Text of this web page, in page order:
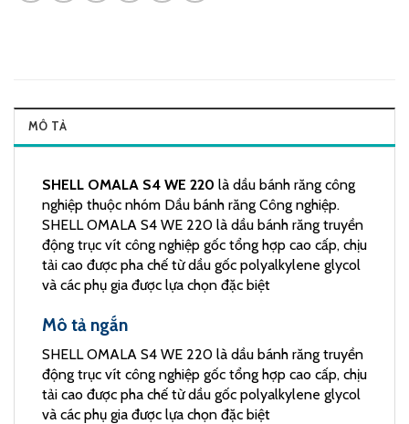
MÔ TẢ
SHELL OMALA S4 WE 220 là dầu bánh răng công
nghiệp thuộc nhóm Dầu bánh răng Công nghiệp.
SHELL OMALA S4 WE 220 là dầu bánh răng truyền
động trục vít công nghiệp gốc tổng hợp cao cấp, chịu
tải cao được pha chế từ dầu gốc polyalkylene glycol
và các phụ gia được lựa chọn đặc biệt
Mô tả ngắn
SHELL OMALA S4 WE 220 là dầu bánh răng truyền
động trục vít công nghiệp gốc tổng hợp cao cấp, chịu
tải cao được pha chế từ dầu gốc polyalkylene glycol
và các phụ gia được lựa chọn đặc biệt